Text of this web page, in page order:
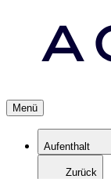
Menü
Aufenthalt
Zurück